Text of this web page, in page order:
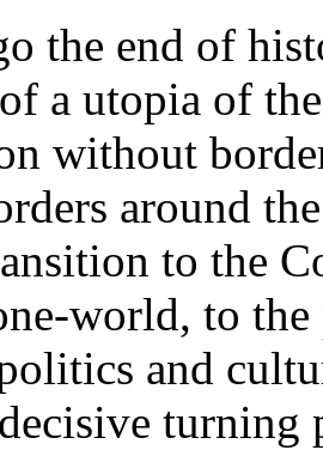
the end of
a utopia of
without
around
to the
world, to the
and
turning